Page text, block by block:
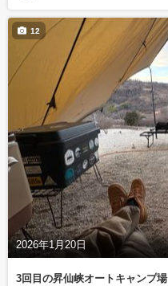
2026年1月20日
12
3回目の昇仙峡オートキャンプ場